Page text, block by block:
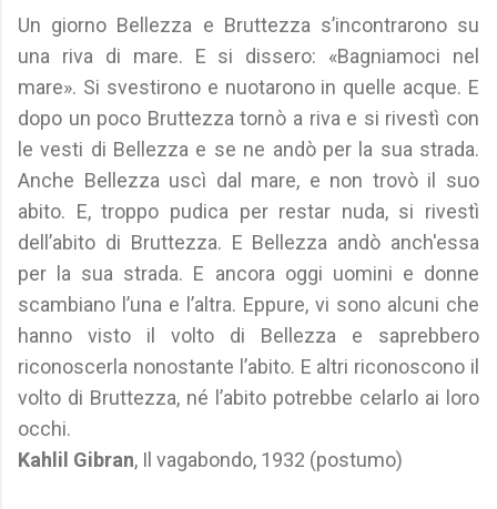
Un giorno Bellezza e Bruttezza s’incontrarono su
una riva di mare. E si dissero: «Bagniamoci nel
mare». Si svestirono e nuotarono in quelle acque. E
dopo un poco Bruttezza tornò a riva e si rivestì con
le vesti di Bellezza e se ne andò per la sua strada.
Anche Bellezza uscì dal mare, e non trovò il suo
abito. E, troppo pudica per restar nuda, si rivestì
dell’abito di Bruttezza. E Bellezza andò anch'essa
per la sua strada. E ancora oggi uomini e donne
scambiano l’una e l’altra. Eppure, vi sono alcuni che
hanno visto il volto di Bellezza e saprebbero
riconoscerla nonostante l’abito. E altri riconoscono il
volto di Bruttezza, né l’abito potrebbe celarlo ai loro
occhi.
Kahlil Gibran, Il vagabondo, 1932 (postumo)